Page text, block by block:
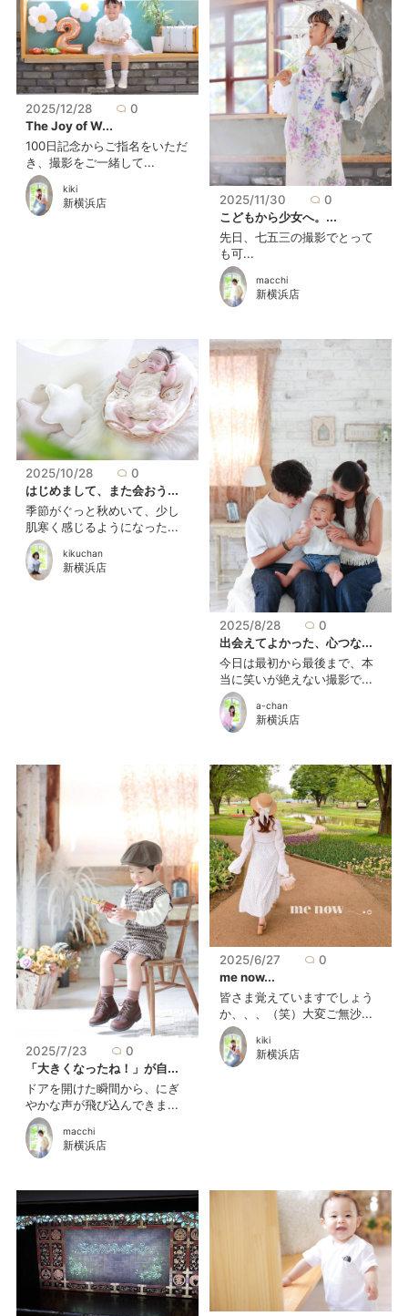
2025/12/28
0
The Joy of W...
100日記念からご指名をいただ
き、撮影をご一緒して...
kiki
新横浜店 2025/11/30
0
こどもから少女へ。...
先日、七五三の撮影でとって
も可...
macchi
新横浜店
2025/10/28
0
はじめまして、また会おう...
季節がぐっと秋めいて、少し
肌寒く感じるようになった...
kikuchan
新横浜店
2025/8/28
0
出会えてよかった、心つな...
今日は最初から最後まで、本
当に笑いが絶えない撮影で...
a-chan
新横浜店
2025/7/23
0
「大きくなったね！」が自...
ドアを開けた瞬間から、にぎ
やかな声が飛び込んできま...
macchi
新横浜店
2025/6/27
0
me now...
皆さま覚えていますでしょう
か、、、（笑）大変ご無沙...
kiki
新横浜店